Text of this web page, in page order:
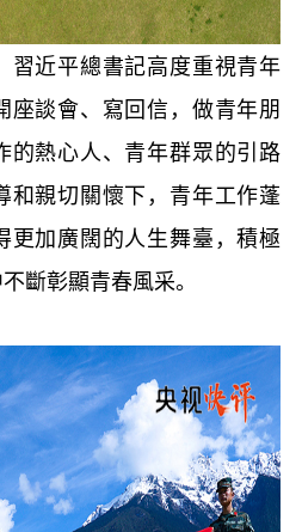
近平總書記高度重視青年
座談會、寫回信，做青年朋
的熱心人、青年群眾的引路
和親切關懷下，青年工作蓬
更加廣闊的人生舞臺，積極
斷彰顯青春風采。